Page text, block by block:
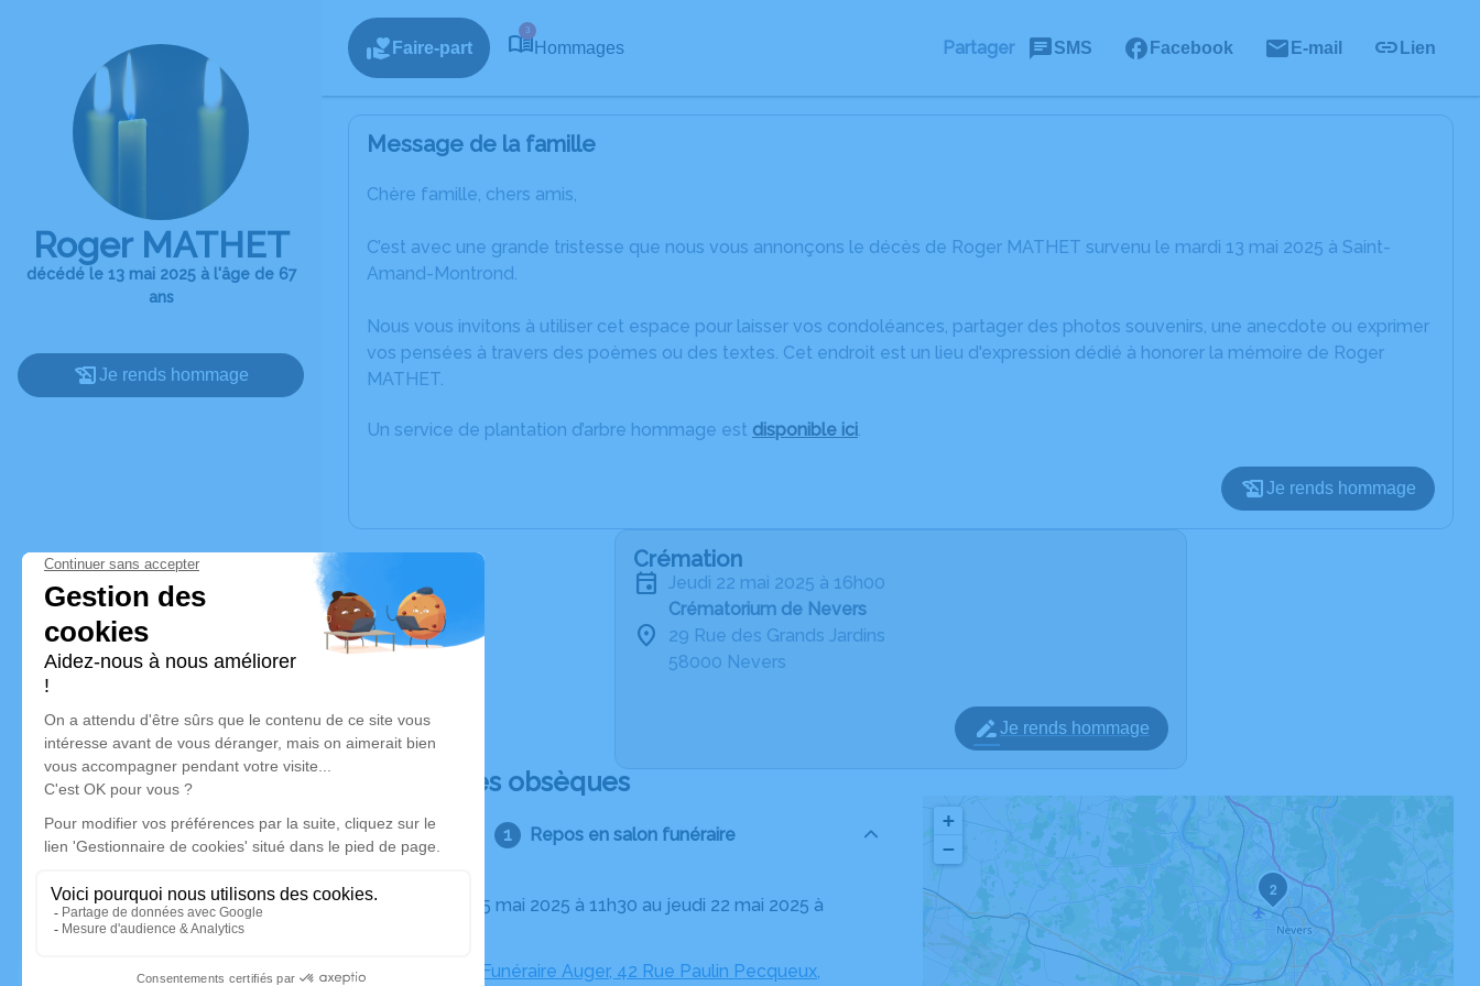
Roger MATHET
décédé le 13 mai 2025 à l'âge de 67
ans
Je rends hommage
Faire-part
3
Hommages Partager SMS Facebook E-mail Lien
Message de la famille
Chère famille, chers amis,
C’est avec une grande tristesse que nous vous annonçons le décès de Roger MATHET survenu le mardi 13 mai 2025 à Saint-
Amand-Montrond.
Nous vous invitons à utiliser cet espace pour laisser vos condoléances, partager des photos souvenirs, une anecdote ou exprimer
vos pensées à travers des poèmes ou des textes. Cet endroit est un lieu d'expression dédié à honorer la mémoire de Roger
MATHET.
Un service de plantation d’arbre hommage est disponible ici.
Je rends hommage
Crémation
jeudi 22 mai 2025 à 16h00
Crématorium de Nevers
29 Rue des Grands Jardins
58000 Nevers
Je rends hommage
Déroulé des obsèques
Repos en salon funéraire
Chambre Funéraire Auger, 42 Rue Paulin Pecqueux,
2
+
−